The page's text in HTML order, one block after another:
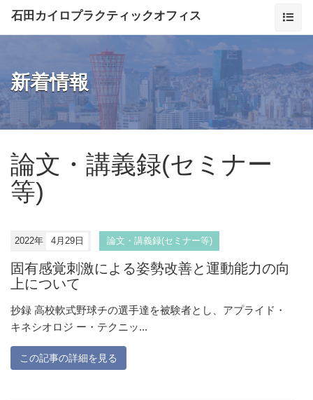
石田カイロプラクティックオフィス
新着情報
論文・講義録(セミナー
等)
2022年 4月29日 論文・講義録(セミナー等)
固有感覚刺激による姿勢改善と運動能力の向
上について
抄録 高校軟式野球チの選手達を被験者とし、アプライド・
キネシオロジ ー・テクニッ...
この記事の詳細を見る